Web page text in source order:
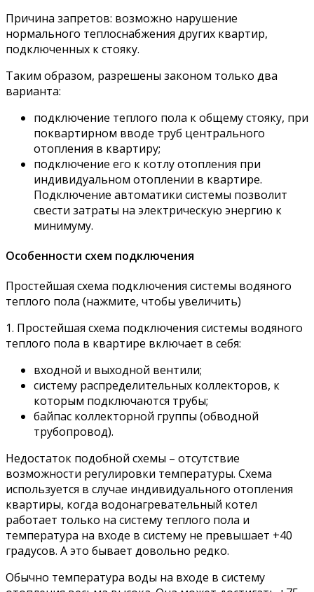
Причина запретов: возможно нарушение
нормального теплоснабжения других квартир,
подключенных к стояку.
Таким образом, разрешены законом только два
варианта:
подключение теплого пола к общему стояку, при
поквартирном вводе труб центрального
отопления в квартиру;
подключение его к котлу отопления при
индивидуальном отоплении в квартире.
Подключение автоматики системы позволит
свести затраты на электрическую энергию к
минимуму.
Особенности схем подключения
Простейшая схема подключения системы водяного
теплого пола (нажмите, чтобы увеличить)
1. Простейшая схема подключения системы водяного
теплого пола в квартире включает в себя:
входной и выходной вентили;
систему распределительных коллекторов, к
которым подключаются трубы;
байпас коллекторной группы (обводной
трубопровод).
Недостаток подобной схемы – отсутствие
возможности регулировки температуры. Схема
используется в случае индивидуального отопления
квартиры, когда водонагревательный котел
работает только на систему теплого пола и
температура на входе в систему не превышает +40
градусов. А это бывает довольно редко.
Обычно температура воды на входе в систему